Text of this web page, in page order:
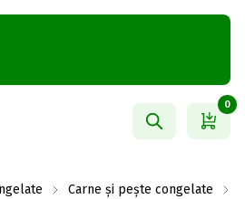
0
Carne și pește congelate